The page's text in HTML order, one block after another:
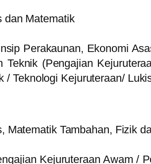
dan Matematik
Perakaunan, Ekonomi
(Pengajian
/ Teknologi Kejuruteraan/
Matematik Tambahan, Fizik
Kejuruteraan Awam /